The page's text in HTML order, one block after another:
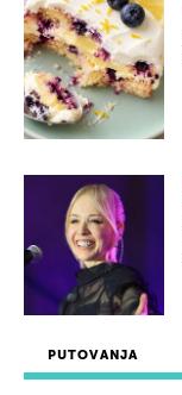
PUTOVANJA